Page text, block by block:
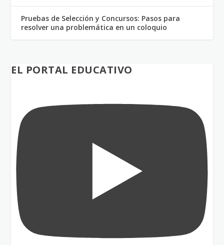
Pruebas de Selección y Concursos: Pasos para
resolver una problemática en un coloquio
EL PORTAL EDUCATIVO